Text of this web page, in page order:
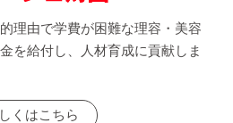
理由で学費が困難な理容・美容
を給付し、人材育成に貢献しま
くはこちら